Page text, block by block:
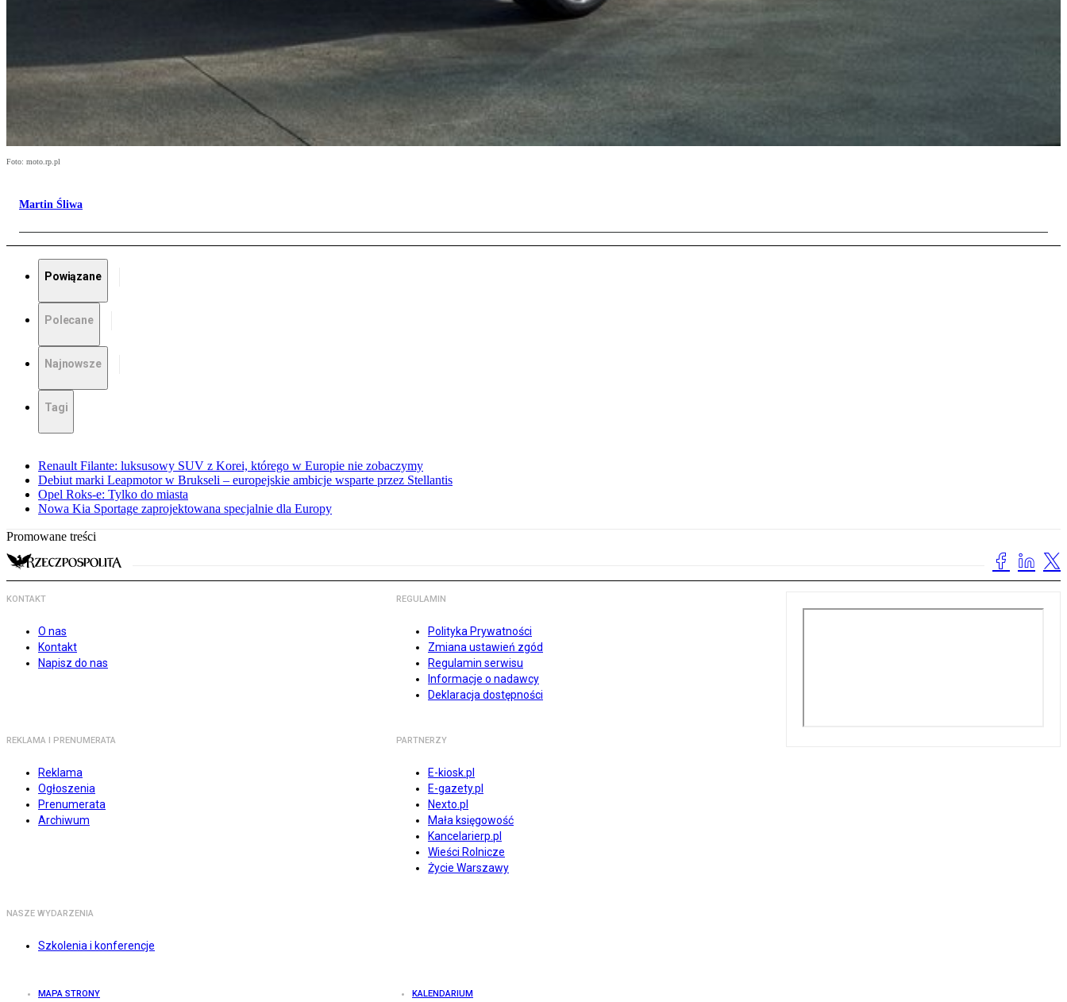
Foto: moto.rp.pl
Martin Śliwa
Powiązane
Polecane
Najnowsze
Tagi
Renault Filante: luksusowy SUV z Korei, którego w Europie nie zobaczymy
Debiut marki Leapmotor w Brukseli – europejskie ambicje wsparte przez Stellantis
Opel Roks-e: Tylko do miasta
Nowa Kia Sportage zaprojektowana specjalnie dla Europy
Promowane treści
KONTAKT
O nas
Kontakt
Napisz do nas
REGULAMIN
Polityka Prywatności
Zmiana ustawień zgód
Regulamin serwisu
Informacje o nadawcy
Deklaracja dostępności
REKLAMA I PRENUMERATA
Reklama
Ogłoszenia
Prenumerata
Archiwum
PARTNERZY
E-kiosk.pl
E-gazety.pl
Nexto.pl
Mała księgowość
Kancelarierp.pl
Wieści Rolnicze
Życie Warszawy
NASZE WYDARZENIA
Szkolenia i konferencje
MAPA STRONY KALENDARIUM